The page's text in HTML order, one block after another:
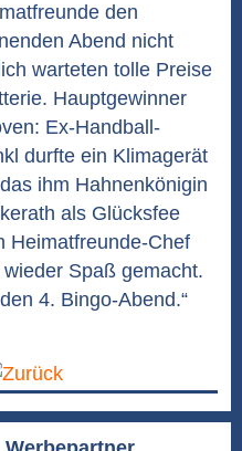
den
Abend nicht
warteten tolle Preise
Hauptgewinner
Ex-Handball-
durfte ein Klimagerät
ihm Hahnenkönigin
als Glücksfee
Heimatfreunde-Chef
Spaß gemacht.
4. Bingo-Abend.“